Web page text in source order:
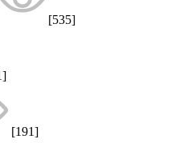
[535]
[191]